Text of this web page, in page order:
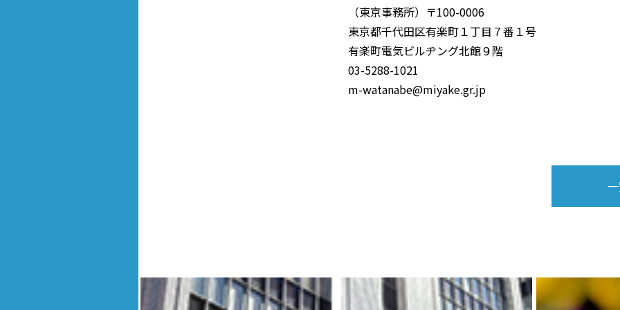
（東京事務所）〒100-0006
東京都千代田区有楽町１丁目７番１号
有楽町電気ビルヂング北館９階
03-5288-1021
m-watanabe@miyake.gr.jp